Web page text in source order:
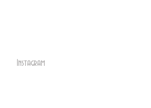
Instagram